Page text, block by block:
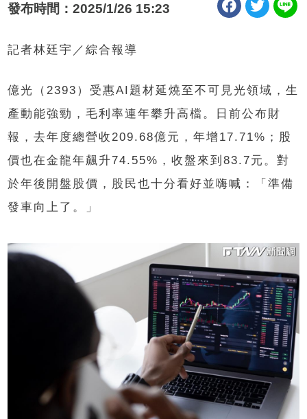
發布時間：2025/1/26 15:23
記者林廷宇／綜合報導
億光（2393）受惠AI題材延燒至不可見光領域，生
產動能強勁，毛利率連年攀升高檔。日前公布財
報，去年度總營收209.68億元，年增17.71%；股
價也在金龍年飆升74.55%，收盤來到83.7元。對
於年後開盤股價，股民也十分看好並嗨喊：「準備
發車向上了。」